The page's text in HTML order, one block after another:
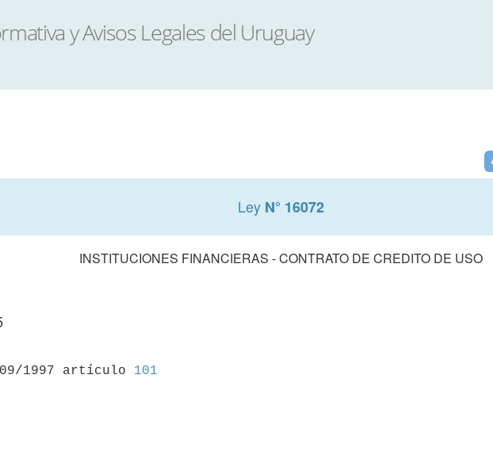
Ley N° 16072
INSTITUCIONES FINANCIERAS - CONTRATO DE CREDITO DE USO
09/1997 artículo 101